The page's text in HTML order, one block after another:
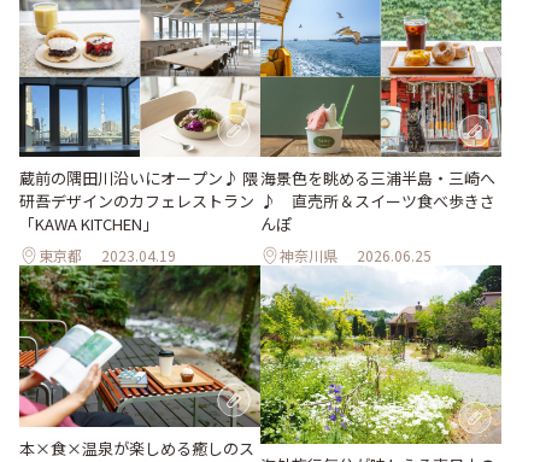
蔵前の隅田川沿いにオープン♪ 隈
研吾デザインのカフェレストラン
「KAWA KITCHEN」
東京都 2023.04.19
海景色を眺める三浦半島・三崎へ
♪ 直売所＆スイーツ食べ歩きさ
んぽ
神奈川県 2026.06.25
本×食×温泉が楽しめる癒しのス